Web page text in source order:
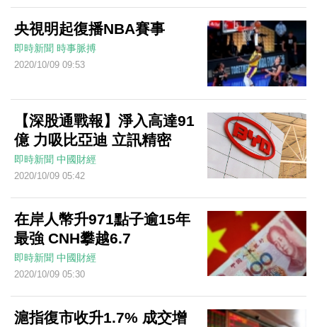
央視明起復播NBA賽事
即時新聞 時事脈搏
2020/10/09 09:53
【深股通戰報】淨入高達91
億 力吸比亞迪 立訊精密
即時新聞 中國財經
2020/10/09 05:42
在岸人幣升971點子逾15年
最強 CNH攀越6.7
即時新聞 中國財經
2020/10/09 05:30
滬指復市收升1.7% 成交增